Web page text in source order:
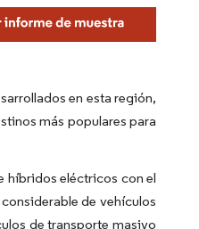
en esta región,
más populares para
híbridos eléctricos con el
de vehículos
de transporte masivo